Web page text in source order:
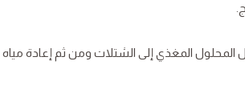
المحلول المغذي إلى الشتلات ومن ثم إعادة مياه